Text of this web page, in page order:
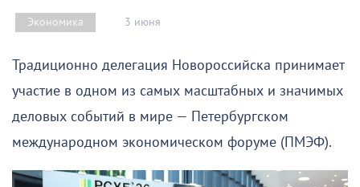
Экономика 3 июня
Традиционно делегация Новороссийска принимает
участие в одном из самых масштабных и значимых
деловых событий в мире — Петербургском
международном экономическом форуме (ПМЭФ).